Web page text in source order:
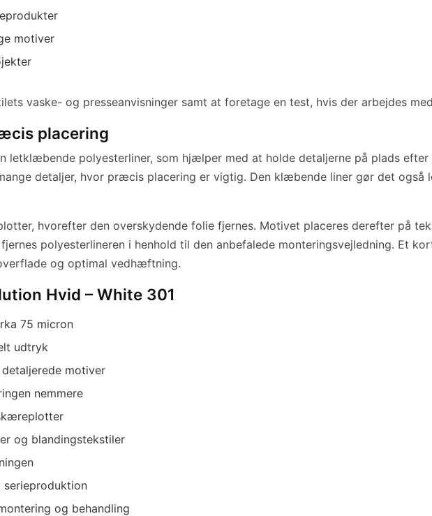
motiver
vaske- og presseanvisninger samt at foretage en test, hvis der arbejdes
placering
letklæbende polyesterliner, som hjælper med at holde detaljerne på plads
detaljer, hvor præcis placering er vigtig. Den klæbende liner gør det
hvorefter den overskydende folie fjernes. Motivet placeres derefter på
polyesterlineren i henhold til den anbefalede monteringsvejledning. Et
og optimal vedhæftning.
Hvid – White 301
75 micron
udtryk
motiver
nemmere
og blandingstekstiler
serieproduktion
og behandling